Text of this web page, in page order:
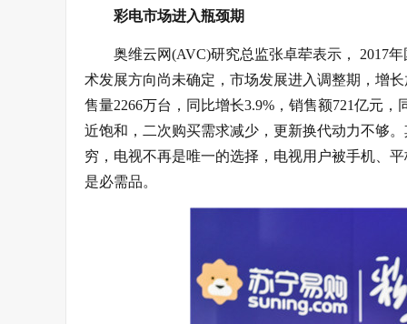
彩电市场进入瓶颈期
奥维云网(AVC)研究总监张卓荦表示， 2017
术发展方向尚未确定，市场发展进入调整期，增
售量2266万台，同比增长3.9%，销售额721亿元
近饱和，二次购买需求减少，更新换代动力不够
穷，电视不再是唯一的选择，电视用户被手机、
是必需品。